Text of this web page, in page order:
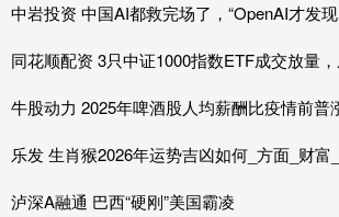
中岩投资 中国AI都救完场了，“OpenAI才发
牛股动力 2025年啤酒股人均薪酬比疫情前普
乐发 生肖猴2026年运势吉凶如何_方面_财富
泸深A融通 巴西“硬刚”美国霸凌